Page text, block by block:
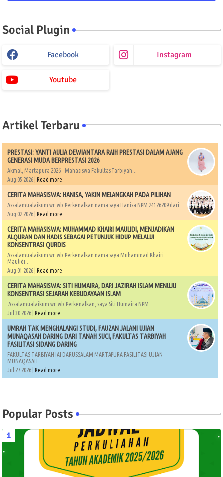
Social Plugin
Facebook Instagram
Youtube
Artikel Terbaru
PRESTASI: YANTI AULIA DEWIANTARA RAIH PRESTASI DALAM AJANG
GENERASI MUDA BERPRESTASI 2026
Akmal, Martapura 2026 - Mahasiswa Fakultas Tarbiyah...
Aug 05 2026 | Read more
CERITA MAHASISWA: HANISA, YAKIN MELANGKAH PADA PILIHAN
Assalamualaikum wr. wb.Perkenalkan nama saya Hanisa NPM 24126209 dari...
Aug 02 2026 | Read more
CERITA MAHASISWA: MUHAMMAD KHAIRI MAULIDI, MENJADIKAN
ALQURAN DAN HADIS SEBAGAI PETUNJUK HIDUP MELALUI
KONSENTRASI QURDIS
Assalamualaikum wr. wb.Perkenalkan nama saya Muhammad Khairi
Maulidi...
Aug 01 2026 | Read more
CERITA MAHASISWA: SITI HUMAIRA, DARI JAZIRAH ISLAM MENUJU
KONSENTRASI SEJARAH KEBUDAYAAN ISLAM
Assalamualaikum wr. wb.Perkenalkan, saya Siti Humaira NPM...
Jul 30 2026 | Read more
UMRAH TAK MENGHALANGI STUDI, FAUZAN JALANI UJIAN
MUNAQASAH DARING DARI TANAH SUCI, FAKULTAS TARBIYAH
FASILITASI SIDANG DARING
FAKULTAS TARBIYAH IAI DARUSSALAM MARTAPURA FASILITASI UJIAN
MUNAQASAH...
Jul 27 2026 | Read more
Popular Posts